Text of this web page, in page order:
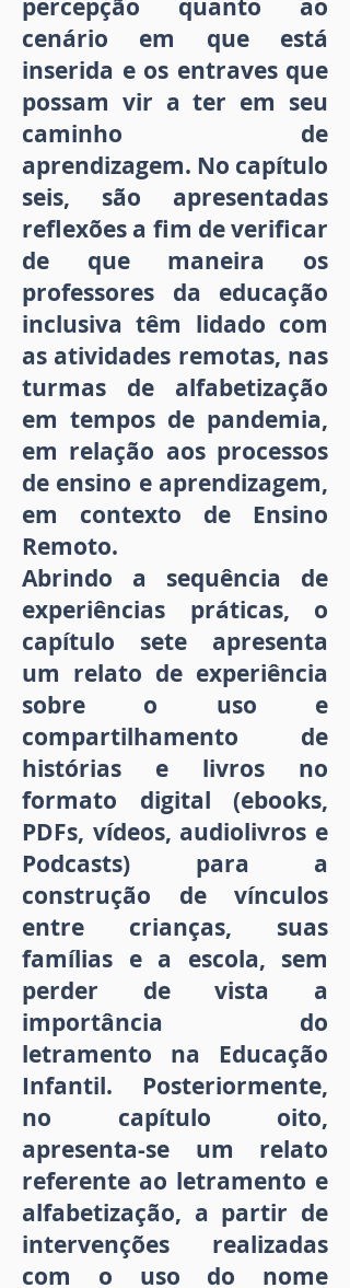
percepção quanto ao
cenário em que está
inserida e os entraves que
possam vir a ter em seu
caminho de
aprendizagem. No capítulo
seis, são apresentadas
reflexões a fim de verificar
de que maneira os
professores da educação
inclusiva têm lidado com
as atividades remotas, nas
turmas de alfabetização
em tempos de pandemia,
em relação aos processos
de ensino e aprendizagem,
em contexto de Ensino
Remoto.
Abrindo a sequência de
experiências práticas, o
capítulo sete apresenta
um relato de experiência
sobre o uso e
compartilhamento de
histórias e livros no
formato digital (ebooks,
PDFs, vídeos, audiolivros e
Podcasts) para a
construção de vínculos
entre crianças, suas
famílias e a escola, sem
perder de vista a
importância do
letramento na Educação
Infantil. Posteriormente,
no capítulo oito,
apresenta-se um relato
referente ao letramento e
alfabetização, a partir de
intervenções realizadas
com o uso do nome